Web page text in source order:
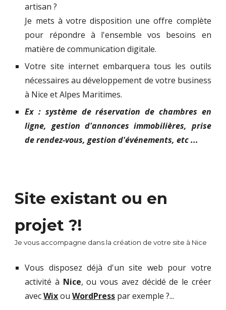
artisan ?
Je mets à votre disposition une offre complète
pour répondre à l'ensemble vos besoins en
matièrede communication digitale.
Votre site internet embarquera tous les outils
nécessaires au développement de votre business
à Nice et Alpes Maritimes.
Ex : système de réservation de chambres en
ligne, gestion d'annonces immobilières, prise
de rendez-vous, gestion d'événements, etc ...
Site existant ou en
projet ?!
Je vous accompagne dans la création de votre site à Nice
Vous disposez déjà d'un site web pour votre
activité à Nice, ou vous avez décidé de le créer
avecWix ouWordPress par exemple ?...